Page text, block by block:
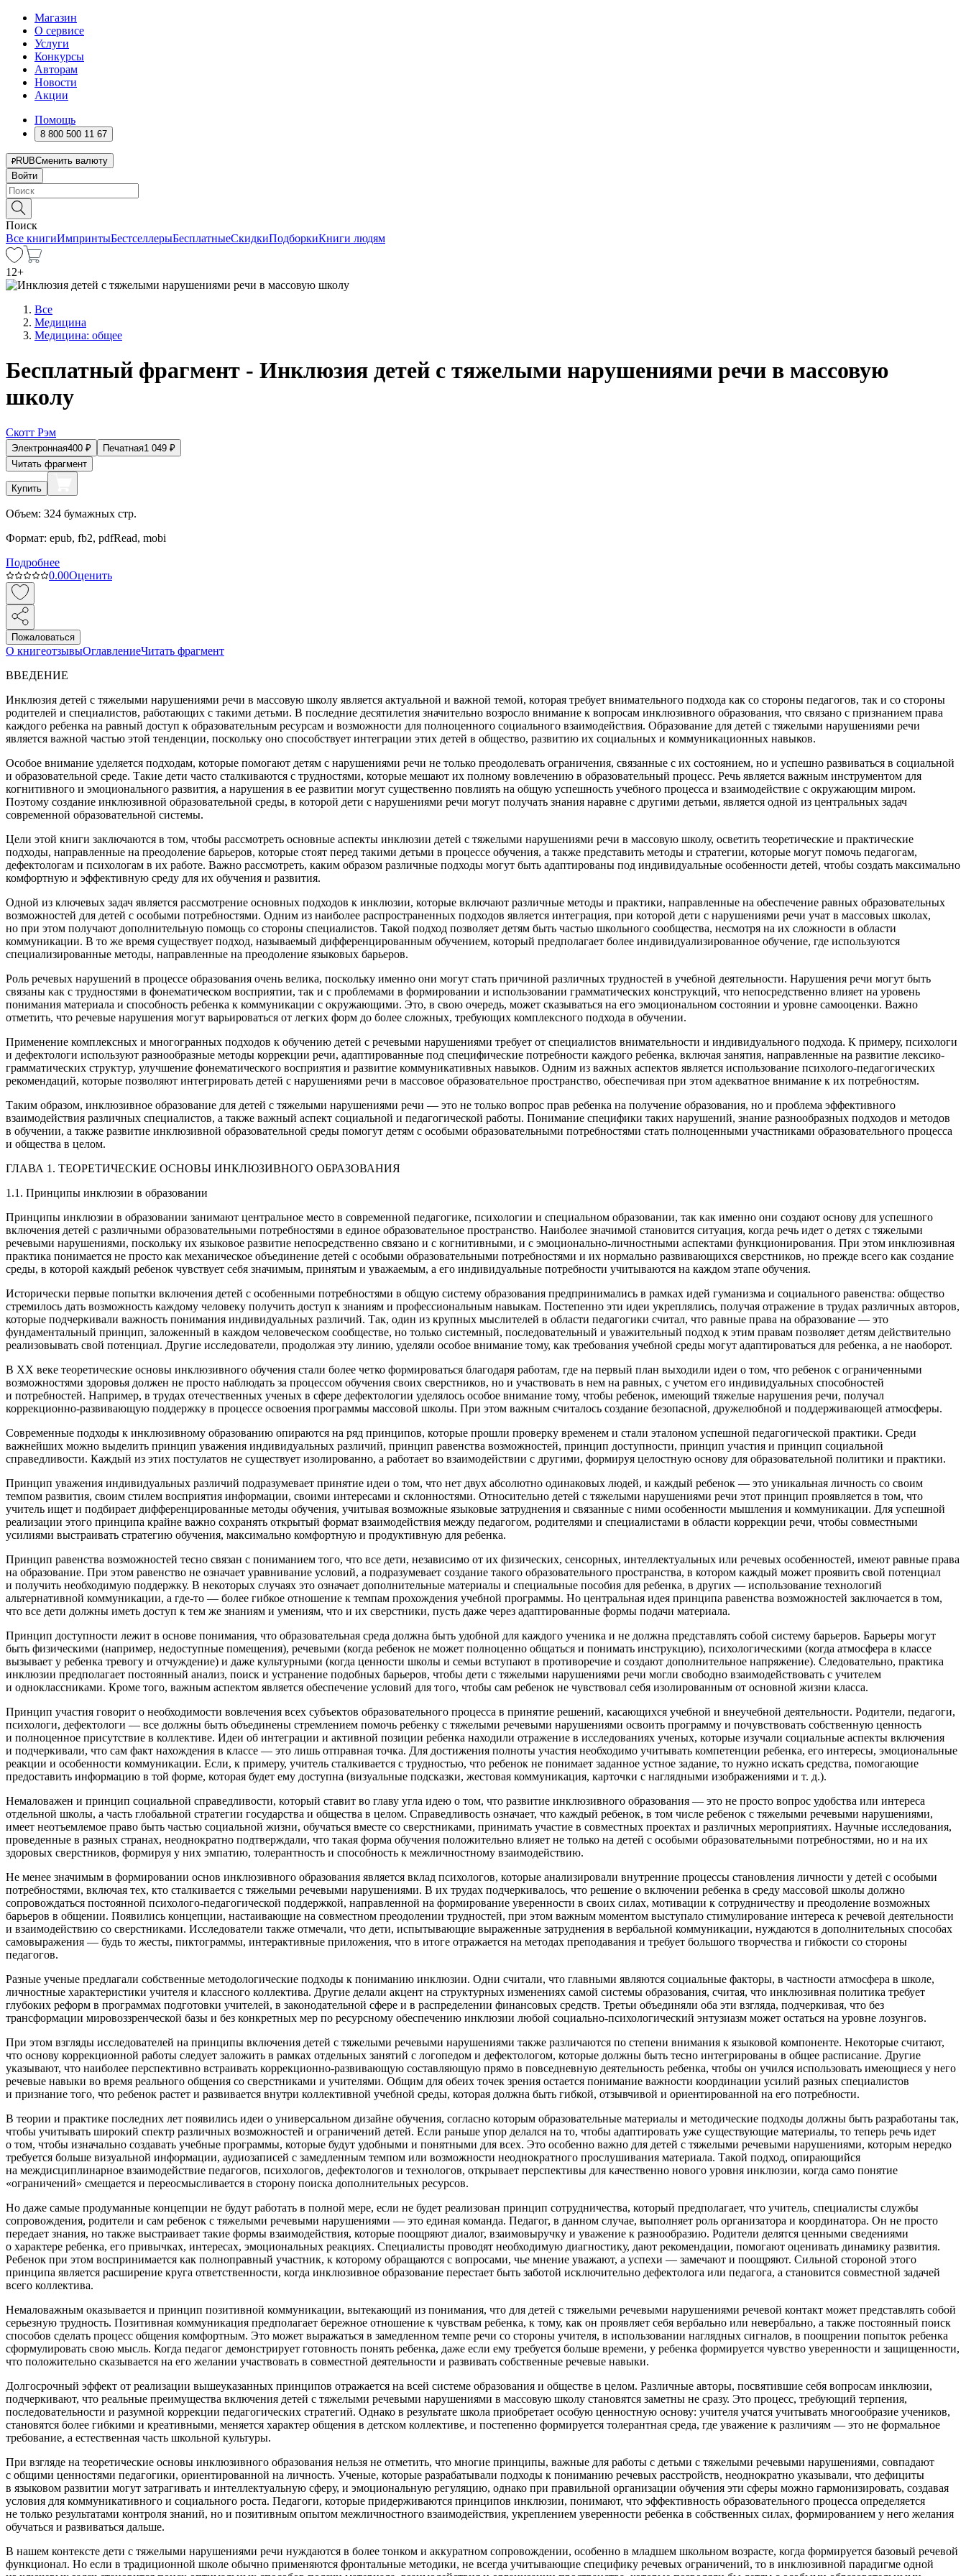
Магазин
О сервисе
Услуги
Конкурсы
Авторам
Новости
Акции
Помощь
8 800 500 11 67
RUBСменить валюту
Войти
Поиск
Все книгиИмпринтыБестселлерыБесплатныеСкидкиПодборкиКниги людям
12+
Все
Медицина
Медицина: общее
Бесплатный фрагмент - Инклюзия детей с тяжелыми нарушениями речи в массовую
школу
Скотт Рэм
Электронная400 ₽ Печатная1 049 ₽
Читать фрагмент
Купить
Объем: 324 бумажных стр.
Формат: epub, fb2, pdfRead, mobi
Подробнее
0.00Оценить
Пожаловаться
О книгеотзывыОглавлениеЧитать фрагмент
ВВЕДЕНИЕ
Инклюзия детей с тяжелыми нарушениями речи в массовую школу является актуальной и важной темой, которая требует внимательного подхода как со стороны педагогов, так и со стороны
родителей и специалистов, работающих с такими детьми. В последние десятилетия значительно возросло внимание к вопросам инклюзивного образования, что связано с признанием права
каждого ребенка на равный доступ к образовательным ресурсам и возможности для полноценного социального взаимодействия. Образование для детей с тяжелыми нарушениями речи
является важной частью этой тенденции, поскольку оно способствует интеграции этих детей в общество, развитию их социальных и коммуникационных навыков.
Особое внимание уделяется подходам, которые помогают детям с нарушениями речи не только преодолевать ограничения, связанные с их состоянием, но и успешно развиваться в социальной
и образовательной среде. Такие дети часто сталкиваются с трудностями, которые мешают их полному вовлечению в образовательный процесс. Речь является важным инструментом для
когнитивного и эмоционального развития, а нарушения в ее развитии могут существенно повлиять на общую успешность учебного процесса и взаимодействие с окружающим миром.
Поэтому создание инклюзивной образовательной среды, в которой дети с нарушениями речи могут получать знания наравне с другими детьми, является одной из центральных задач
современной образовательной системы.
Цели этой книги заключаются в том, чтобы рассмотреть основные аспекты инклюзии детей с тяжелыми нарушениями речи в массовую школу, осветить теоретические и практические
подходы, направленные на преодоление барьеров, которые стоят перед такими детьми в процессе обучения, а также представить методы и стратегии, которые могут помочь педагогам,
дефектологам и психологам в их работе. Важно рассмотреть, каким образом различные подходы могут быть адаптированы под индивидуальные особенности детей, чтобы создать максимально
комфортную и эффективную среду для их обучения и развития.
Одной из ключевых задач является рассмотрение основных подходов к инклюзии, которые включают различные методы и практики, направленные на обеспечение равных образовательных
возможностей для детей с особыми потребностями. Одним из наиболее распространенных подходов является интеграция, при которой дети с нарушениями речи учат в массовых школах,
но при этом получают дополнительную помощь со стороны специалистов. Такой подход позволяет детям быть частью школьного сообщества, несмотря на их сложности в области
коммуникации. В то же время существует подход, называемый дифференцированным обучением, который предполагает более индивидуализированное обучение, где используются
специализированные методы, направленные на преодоление языковых барьеров.
Роль речевых нарушений в процессе образования очень велика, поскольку именно они могут стать причиной различных трудностей в учебной деятельности. Нарушения речи могут быть
связаны как с трудностями в фонематическом восприятии, так и с проблемами в формировании и использовании грамматических конструкций, что непосредственно влияет на уровень
понимания материала и способность ребенка к коммуникации с окружающими. Это, в свою очередь, может сказываться на его эмоциональном состоянии и уровне самооценки. Важно
отметить, что речевые нарушения могут варьироваться от легких форм до более сложных, требующих комплексного подхода в обучении.
Применение комплексных и многогранных подходов к обучению детей с речевыми нарушениями требует от специалистов внимательности и индивидуального подхода. К примеру, психологи
и дефектологи используют разнообразные методы коррекции речи, адаптированные под специфические потребности каждого ребенка, включая занятия, направленные на развитие лексико-
грамматических структур, улучшение фонематического восприятия и развитие коммуникативных навыков. Одним из важных аспектов является использование психолого-педагогических
рекомендаций, которые позволяют интегрировать детей с нарушениями речи в массовое образовательное пространство, обеспечивая при этом адекватное внимание к их потребностям.
Таким образом, инклюзивное образование для детей с тяжелыми нарушениями речи — это не только вопрос прав ребенка на получение образования, но и проблема эффективного
взаимодействия различных специалистов, а также важный аспект социальной и педагогической работы. Понимание специфики таких нарушений, знание разнообразных подходов и методов
в обучении, а также развитие инклюзивной образовательной среды помогут детям с особыми образовательными потребностями стать полноценными участниками образовательного процесса
и общества в целом.
ГЛАВА 1. ТЕОРЕТИЧЕСКИЕ ОСНОВЫ ИНКЛЮЗИВНОГО ОБРАЗОВАНИЯ
1.1. Принципы инклюзии в образовании
Принципы инклюзии в образовании занимают центральное место в современной педагогике, психологии и специальном образовании, так как именно они создают основу для успешного
включения детей с различными образовательными потребностями в единое образовательное пространство. Наиболее значимой становится ситуация, когда речь идет о детях с тяжелыми
речевыми нарушениями, поскольку их языковое развитие непосредственно связано и с когнитивными, и с эмоционально-личностными аспектами функционирования. При этом инклюзивная
практика понимается не просто как механическое объединение детей с особыми образовательными потребностями и их нормально развивающихся сверстников, но прежде всего как создание
среды, в которой каждый ребенок чувствует себя значимым, принятым и уважаемым, а его индивидуальные потребности учитываются на каждом этапе обучения.
Исторически первые попытки включения детей с особенными потребностями в общую систему образования предпринимались в рамках идей гуманизма и социального равенства: общество
стремилось дать возможность каждому человеку получить доступ к знаниям и профессиональным навыкам. Постепенно эти идеи укреплялись, получая отражение в трудах различных авторов,
которые подчеркивали важность понимания индивидуальных различий. Так, один из крупных мыслителей в области педагогики считал, что равные права на образование — это
фундаментальный принцип, заложенный в каждом человеческом сообществе, но только системный, последовательный и уважительный подход к этим правам позволяет детям действительно
реализовывать свой потенциал. Другие исследователи, продолжая эту линию, уделяли особое внимание тому, как требования учебной среды могут адаптироваться для ребенка, а не наоборот.
В ХХ веке теоретические основы инклюзивного обучения стали более четко формироваться благодаря работам, где на первый план выходили идеи о том, что ребенок с ограниченными
возможностями здоровья должен не просто наблюдать за процессом обучения своих сверстников, но и участвовать в нем на равных, с учетом его индивидуальных способностей
и потребностей. Например, в трудах отечественных ученых в сфере дефектологии уделялось особое внимание тому, чтобы ребенок, имеющий тяжелые нарушения речи, получал
коррекционно-развивающую поддержку в процессе освоения программы массовой школы. При этом важным считалось создание безопасной, дружелюбной и поддерживающей атмосферы.
Современные подходы к инклюзивному образованию опираются на ряд принципов, которые прошли проверку временем и стали эталоном успешной педагогической практики. Среди
важнейших можно выделить принцип уважения индивидуальных различий, принцип равенства возможностей, принцип доступности, принцип участия и принцип социальной
справедливости. Каждый из этих постулатов не существует изолированно, а работает во взаимодействии с другими, формируя целостную основу для образовательной политики и практики.
Принцип уважения индивидуальных различий подразумевает принятие идеи о том, что нет двух абсолютно одинаковых людей, и каждый ребенок — это уникальная личность со своим
темпом развития, своим стилем восприятия информации, своими интересами и склонностями. Относительно детей с тяжелыми нарушениями речи этот принцип проявляется в том, что
учитель ищет и подбирает дифференцированные методы обучения, учитывая возможные языковые затруднения и связанные с ними особенности мышления и коммуникации. Для успешной
реализации этого принципа крайне важно сохранять открытый формат взаимодействия между педагогом, родителями и специалистами в области коррекции речи, чтобы совместными
усилиями выстраивать стратегию обучения, максимально комфортную и продуктивную для ребенка.
Принцип равенства возможностей тесно связан с пониманием того, что все дети, независимо от их физических, сенсорных, интеллектуальных или речевых особенностей, имеют равные права
на образование. При этом равенство не означает уравнивание условий, а подразумевает создание такого образовательного пространства, в котором каждый может проявить свой потенциал
и получить необходимую поддержку. В некоторых случаях это означает дополнительные материалы и специальные пособия для ребенка, в других — использование технологий
альтернативной коммуникации, а где-то — более гибкое отношение к темпам прохождения учебной программы. Но центральная идея принципа равенства возможностей заключается в том,
что все дети должны иметь доступ к тем же знаниям и умениям, что и их сверстники, пусть даже через адаптированные формы подачи материала.
Принцип доступности лежит в основе понимания, что образовательная среда должна быть удобной для каждого ученика и не должна представлять собой систему барьеров. Барьеры могут
быть физическими (например, недоступные помещения), речевыми (когда ребенок не может полноценно общаться и понимать инструкцию), психологическими (когда атмосфера в классе
вызывает у ребенка тревогу и отчуждение) и даже культурными (когда ценности школы и семьи вступают в противоречие и создают дополнительное напряжение). Следовательно, практика
инклюзии предполагает постоянный анализ, поиск и устранение подобных барьеров, чтобы дети с тяжелыми нарушениями речи могли свободно взаимодействовать с учителем
и одноклассниками. Кроме того, важным аспектом является обеспечение условий для того, чтобы сам ребенок не чувствовал себя изолированным от основной жизни класса.
Принцип участия говорит о необходимости вовлечения всех субъектов образовательного процесса в принятие решений, касающихся учебной и внеучебной деятельности. Родители, педагоги,
психологи, дефектологи — все должны быть объединены стремлением помочь ребенку с тяжелыми речевыми нарушениями освоить программу и почувствовать собственную ценность
и полноценное присутствие в коллективе. Идеи об интеграции и активной позиции ребенка находили отражение в исследованиях ученых, которые изучали социальные аспекты включения
и подчеркивали, что сам факт нахождения в классе — это лишь отправная точка. Для достижения полноты участия необходимо учитывать компетенции ребенка, его интересы, эмоциональные
реакции и особенности коммуникации. Если, к примеру, учитель сталкивается с трудностью, что ребенок не понимает заданное устное задание, то нужно искать средства, помогающие
предоставить информацию в той форме, которая будет ему доступна (визуальные подсказки, жестовая коммуникация, карточки с наглядными изображениями и т. д.).
Немаловажен и принцип социальной справедливости, который ставит во главу угла идею о том, что развитие инклюзивного образования — это не просто вопрос удобства или интереса
отдельной школы, а часть глобальной стратегии государства и общества в целом. Справедливость означает, что каждый ребенок, в том числе ребенок с тяжелыми речевыми нарушениями,
имеет неотъемлемое право быть частью социальной жизни, обучаться вместе со сверстниками, принимать участие в совместных проектах и различных мероприятиях. Научные исследования,
проведенные в разных странах, неоднократно подтверждали, что такая форма обучения положительно влияет не только на детей с особыми образовательными потребностями, но и на их
здоровых сверстников, формируя у них эмпатию, толерантность и способность к межличностному взаимодействию.
Не менее значимым в формировании основ инклюзивного образования является вклад психологов, которые анализировали внутренние процессы становления личности у детей с особыми
потребностями, включая тех, кто сталкивается с тяжелыми речевыми нарушениями. В их трудах подчеркивалось, что решение о включении ребенка в среду массовой школы должно
сопровождаться постоянной психолого-педагогической поддержкой, направленной на формирование уверенности в своих силах, мотивации к сотрудничеству и преодоление возможных
барьеров в общении. Появились концепции, настаивающие на совместном преодолении трудностей, при этом важным моментом выступало стимулирование интереса к речевой деятельности
и взаимодействию со сверстниками. Исследователи также отмечали, что дети, испытывающие выраженные затруднения в вербальной коммуникации, нуждаются в дополнительных способах
самовыражения — будь то жесты, пиктограммы, интерактивные приложения, что в итоге отражается на методах преподавания и требует большого творчества и гибкости со стороны
педагогов.
Разные ученые предлагали собственные методологические подходы к пониманию инклюзии. Одни считали, что главными являются социальные факторы, в частности атмосфера в школе,
личностные характеристики учителя и классного коллектива. Другие делали акцент на структурных изменениях самой системы образования, считая, что инклюзивная политика требует
глубоких реформ в программах подготовки учителей, в законодательной сфере и в распределении финансовых средств. Третьи объединяли оба эти взгляда, подчеркивая, что без
трансформации мировоззренческой базы и без конкретных мер по ресурсному обеспечению инклюзии любой социально-психологический энтузиазм может остаться на уровне лозунгов.
При этом взгляды исследователей на принципы включения детей с тяжелыми речевыми нарушениями также различаются по степени внимания к языковой компоненте. Некоторые считают,
что основу коррекционной работы следует заложить в рамках отдельных занятий с логопедом и дефектологом, которые должны быть тесно интегрированы в общее расписание. Другие
указывают, что наиболее перспективно встраивать коррекционно-развивающую составляющую прямо в повседневную деятельность ребенка, чтобы он учился использовать имеющиеся у него
речевые навыки во время реального общения со сверстниками и учителями. Общим для обеих точек зрения остается понимание важности координации усилий разных специалистов
и признание того, что ребенок растет и развивается внутри коллективной учебной среды, которая должна быть гибкой, отзывчивой и ориентированной на его потребности.
В теории и практике последних лет появились идеи о универсальном дизайне обучения, согласно которым образовательные материалы и методические подходы должны быть разработаны так,
чтобы учитывать широкий спектр различных возможностей и ограничений детей. Если раньше упор делался на то, чтобы адаптировать уже существующие материалы, то теперь речь идет
о том, чтобы изначально создавать учебные программы, которые будут удобными и понятными для всех. Это особенно важно для детей с тяжелыми речевыми нарушениями, которым нередко
требуется больше визуальной информации, аудиозаписей с замедленным темпом или возможности неоднократного прослушивания материала. Такой подход, опирающийся
на междисциплинарное взаимодействие педагогов, психологов, дефектологов и технологов, открывает перспективы для качественно нового уровня инклюзии, когда само понятие
«ограничений» смещается и переосмысливается в сторону поиска дополнительных ресурсов.
Но даже самые продуманные концепции не будут работать в полной мере, если не будет реализован принцип сотрудничества, который предполагает, что учитель, специалисты службы
сопровождения, родители и сам ребенок с тяжелыми речевыми нарушениями — это единая команда. Педагог, в данном случае, выполняет роль организатора и координатора. Он не просто
передает знания, но также выстраивает такие формы взаимодействия, которые поощряют диалог, взаимовыручку и уважение к разнообразию. Родители делятся ценными сведениями
о характере ребенка, его привычках, интересах, эмоциональных реакциях. Специалисты проводят необходимую диагностику, дают рекомендации, помогают оценивать динамику развития.
Ребенок при этом воспринимается как полноправный участник, к которому обращаются с вопросами, чье мнение уважают, а успехи — замечают и поощряют. Сильной стороной этого
принципа является расширение круга ответственности, когда инклюзивное образование перестает быть заботой исключительно дефектолога или педагога, а становится совместной задачей
всего коллектива.
Немаловажным оказывается и принцип позитивной коммуникации, вытекающий из понимания, что для детей с тяжелыми речевыми нарушениями речевой контакт может представлять собой
серьезную трудность. Позитивная коммуникация предполагает бережное отношение к чувствам ребенка, к тому, как он проявляет себя вербально или невербально, а также постоянный поиск
способов сделать процесс общения комфортным. Это может выражаться в замедленном темпе речи со стороны учителя, в использовании наглядных сигналов, в поощрении попыток ребенка
сформулировать свою мысль. Когда педагог демонстрирует готовность понять ребенка, даже если ему требуется больше времени, у ребенка формируется чувство уверенности и защищенности,
что положительно сказывается на его желании участвовать в совместной деятельности и развивать собственные речевые навыки.
Долгосрочный эффект от реализации вышеуказанных принципов отражается на всей системе образования и обществе в целом. Различные авторы, посвятившие себя вопросам инклюзии,
подчеркивают, что реальные преимущества включения детей с тяжелыми речевыми нарушениями в массовую школу становятся заметны не сразу. Это процесс, требующий терпения,
последовательности и разумной коррекции педагогических стратегий. Однако в результате школа приобретает особую ценностную основу: учителя учатся учитывать многообразие учеников,
становятся более гибкими и креативными, меняется характер общения в детском коллективе, и постепенно формируется толерантная среда, где уважение к различиям — это не формальное
требование, а естественная часть школьной культуры.
При взгляде на теоретические основы инклюзивного образования нельзя не отметить, что многие принципы, важные для работы с детьми с тяжелыми речевыми нарушениями, совпадают
с общими ценностями педагогики, ориентированной на личность. Ученые, которые разрабатывали подходы к пониманию речевых расстройств, неоднократно указывали, что дефициты
в языковом развитии могут затрагивать и интеллектуальную сферу, и эмоциональную регуляцию, однако при правильной организации обучения эти сферы можно гармонизировать, создавая
условия для коммуникативного и социального роста. Педагоги, которые придерживаются принципов инклюзии, понимают, что эффективность образовательного процесса определяется
не только результатами контроля знаний, но и позитивным опытом межличностного взаимодействия, укреплением уверенности ребенка в собственных силах, формированием у него желания
обучаться и развиваться дальше.
В нашем контексте дети с тяжелыми нарушениями речи нуждаются в более тонком и аккуратном сопровождении, особенно в младшем школьном возрасте, когда формируется базовый речевой
функционал. Но если в традиционной школе обычно применяются фронтальные методики, не всегда учитывающие специфику речевых ограничений, то в инклюзивной парадигме одной